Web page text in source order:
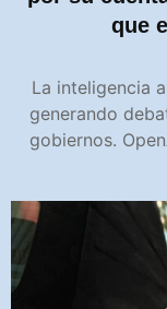
que
La inteligencia
generando
gobiernos.